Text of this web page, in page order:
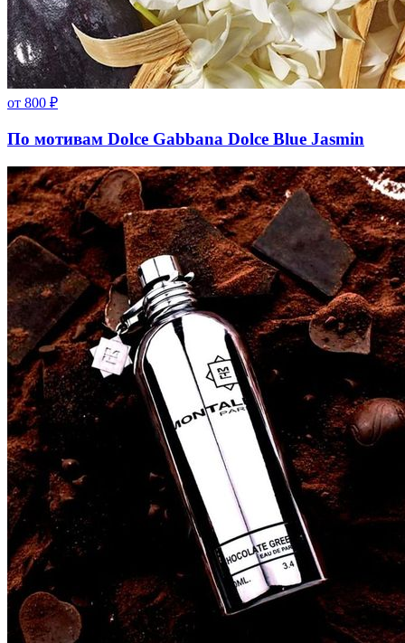
от 800 ₽
По мотивам Dolce Gabbana Dolce Blue Jasmin